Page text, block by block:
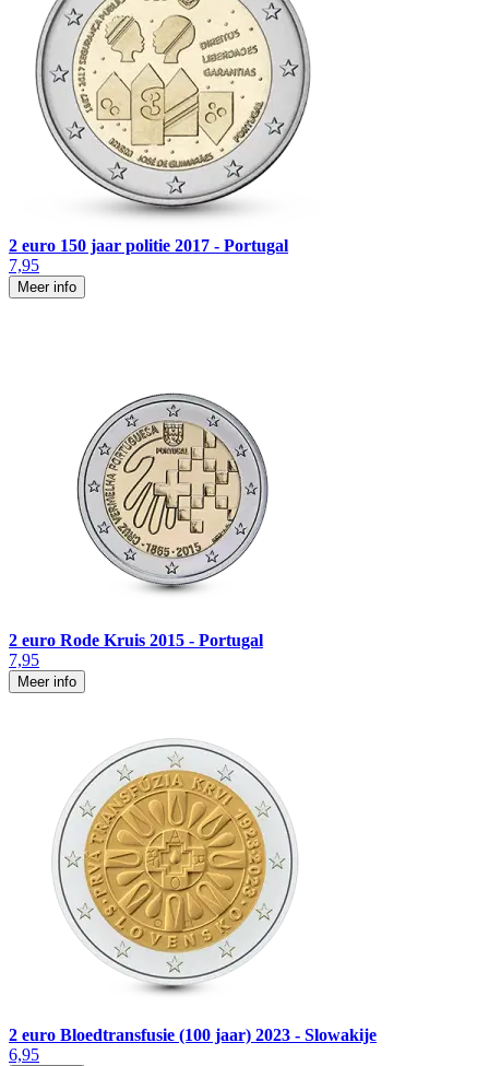
2 euro 150 jaar politie 2017 - Portugal
7,95
Meer info
2 euro Rode Kruis 2015 - Portugal
7,95
Meer info
2 euro Bloedtransfusie (100 jaar) 2023 - Slowakije
6,95